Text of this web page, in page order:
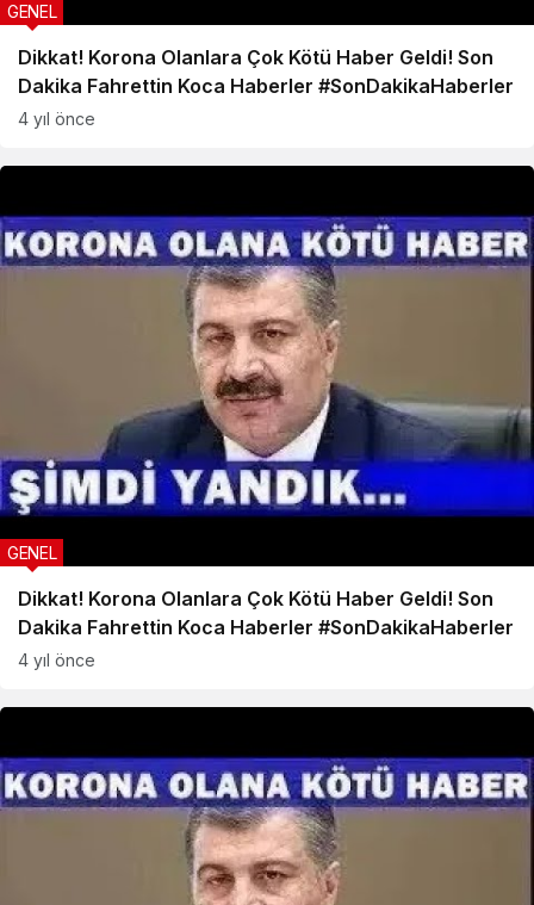
Dikkat! Korona Olanlara Çok Kötü Haber Geldi! Son
Dakika Fahrettin Koca Haberler #SonDakikaHaberler
GENEL
4 yıl önce
Dikkat! Korona Olanlara Çok Kötü Haber Geldi! Son
Dakika Fahrettin Koca Haberler #SonDakikaHaberler
GENEL
4 yıl önce